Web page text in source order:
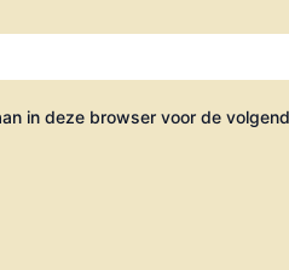
in deze browser voor de